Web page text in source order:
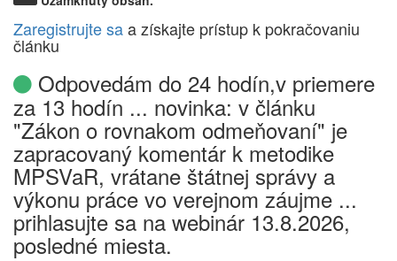
Zaregistrujte saa získajte prístup k pokračovaniu
článku
Odpovedám do 24 hodín,v priemere
za 13 hodín ... novinka: v článku
"Zákon o rovnakom odmeňovaní" je
zapracovaný komentár k metodike
MPSVaR, vrátane štátnej správy a
výkonu práce vo verejnom záujme ...
prihlasujte sa na webinár 13.8.2026,
posledné miesta.